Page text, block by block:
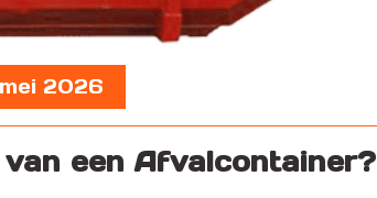
2026
een Afvalcontainer?